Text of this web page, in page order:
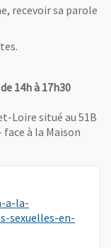
recevoir sa parole
14h à 17h30
Loire situé au 51B
face à la Maison
a-la-
sexuelles-en-